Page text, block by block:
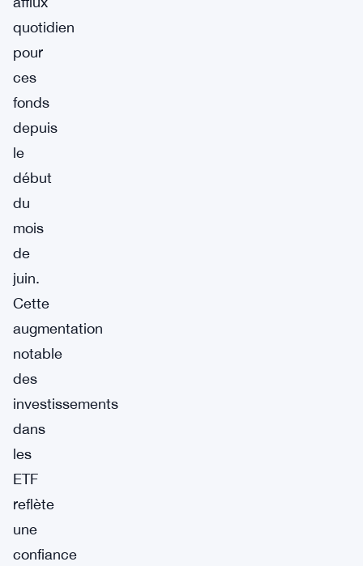
quotidien
pour
ces
fonds
depuis
le
début
du
mois
de
juin.
Cette
augmentation
notable
des
investissements
dans
les
ETF
reflète
une
confiance